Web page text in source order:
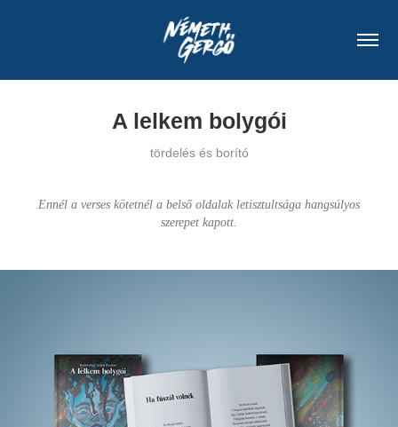
A lelkem bolygói
tördelés és borító
Ennél a verses kötetnél a belső oldalak letisztultsága hangsúlyos
szerepet kapott.